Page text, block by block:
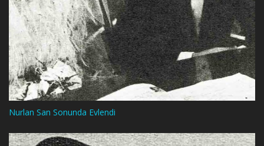
Nurlan San Sonunda Evlendi